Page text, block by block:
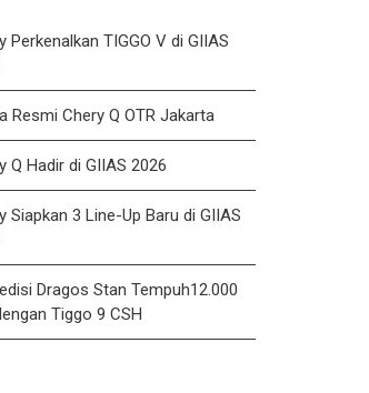
Perkenalkan TIGGO V di GIIAS
Resmi Chery Q OTR Jakarta
Q Hadir di GIIAS 2026
Siapkan 3 Line-Up Baru di GIIAS
Dragos Stan Tempuh12.000
Tiggo 9 CSH